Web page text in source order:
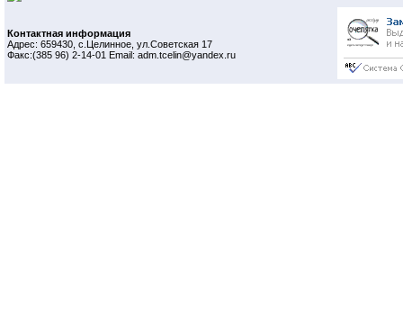
Контактная информация
Адрес: 659430, с.Целинное, ул.Советская 17
Факс:(385 96) 2-14-01 Email: adm.tcelin@yandex.ru